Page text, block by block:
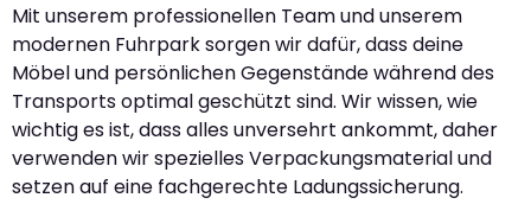
Mit unserem professionellen Team und unserem
modernen Fuhrpark sorgen wir dafür, dass deine
Möbel und persönlichen Gegenstände während des
Transports optimal geschützt sind. Wir wissen, wie
wichtig es ist, dass alles unversehrt ankommt, daher
verwenden wir spezielles Verpackungsmaterial und
setzen auf eine fachgerechte Ladungssicherung.